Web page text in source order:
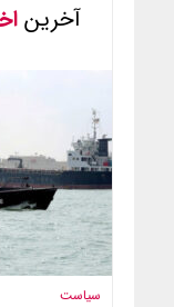
آخرین
سیاست